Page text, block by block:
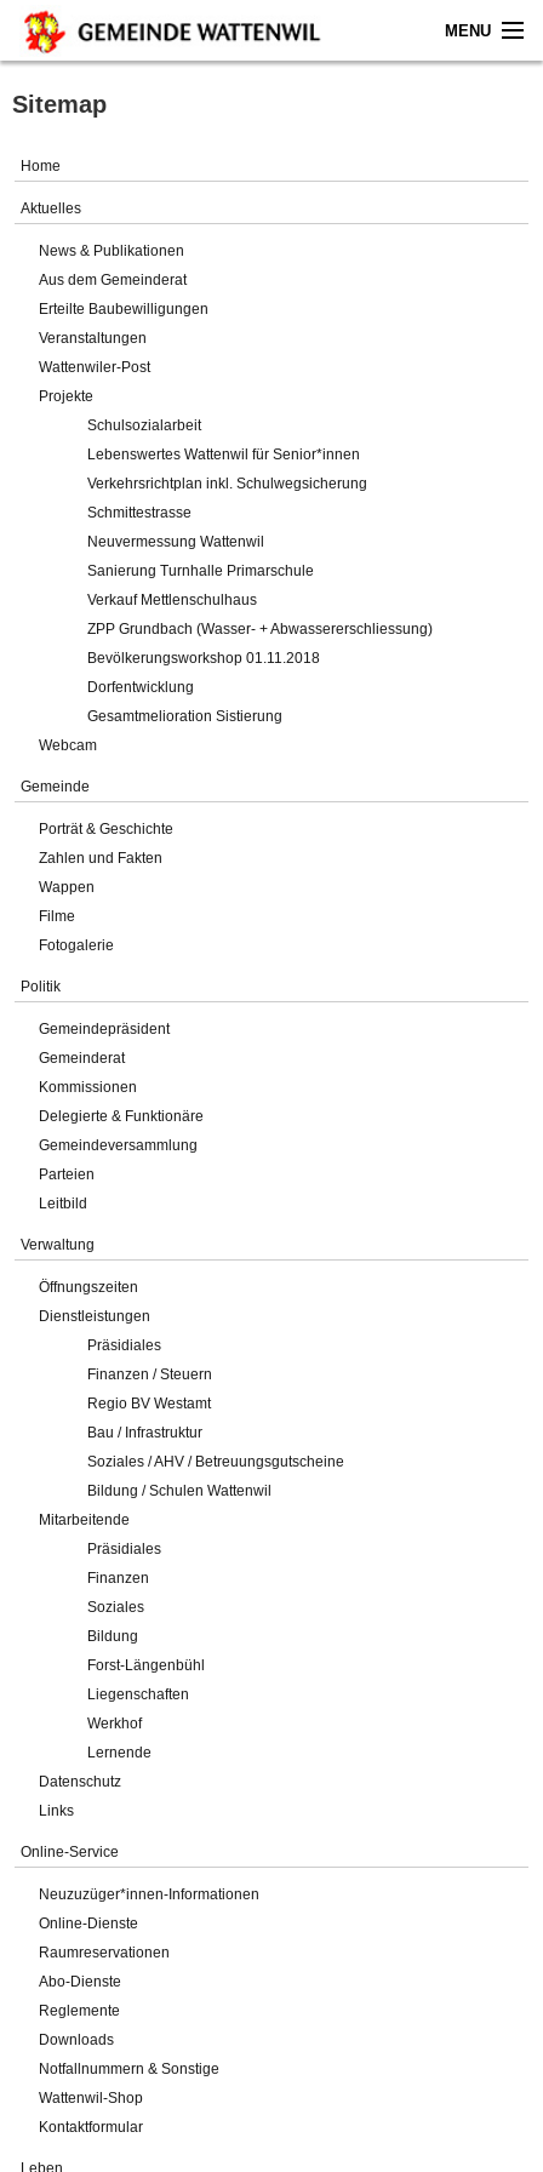
MENU
Home
Gemeinde
Verwaltung
Online-Service
Impressum
Sitemap
Home
Aktuelles
News & Publikationen
Aus dem Gemeinderat
Erteilte Baubewilligungen
Veranstaltungen
Wattenwiler-Post
Projekte
Schulsozialarbeit
Lebenswertes Wattenwil für Senior*innen
Verkehrsrichtplan inkl. Schulwegsicherung
Schmittestrasse
Neuvermessung Wattenwil
Sanierung Turnhalle Primarschule
Verkauf Mettlenschulhaus
ZPP Grundbach (Wasser- + Abwassererschliessung)
Bevölkerungsworkshop 01.11.2018
Dorfentwicklung
Gesamtmelioration Sistierung
Webcam
Gemeinde
Porträt & Geschichte
Zahlen und Fakten
Wappen
Filme
Fotogalerie
Politik
Gemeindepräsident
Gemeinderat
Kommissionen
Delegierte & Funktionäre
Gemeindeversammlung
Parteien
Leitbild
Verwaltung
Öffnungszeiten
Dienstleistungen
Präsidiales
Finanzen / Steuern
Regio BV Westamt
Bau / Infrastruktur
Soziales / AHV / Betreuungsgutscheine
Bildung / Schulen Wattenwil
Mitarbeitende
Präsidiales
Finanzen
Soziales
Bildung
Forst-Längenbühl
Liegenschaften
Werkhof
Lernende
Datenschutz
Links
Online-Service
Neuzuzüger*innen-Informationen
Online-Dienste
Raumreservationen
Abo-Dienste
Reglemente
Downloads
Notfallnummern & Sonstige
Wattenwil-Shop
Kontaktformular
Leben